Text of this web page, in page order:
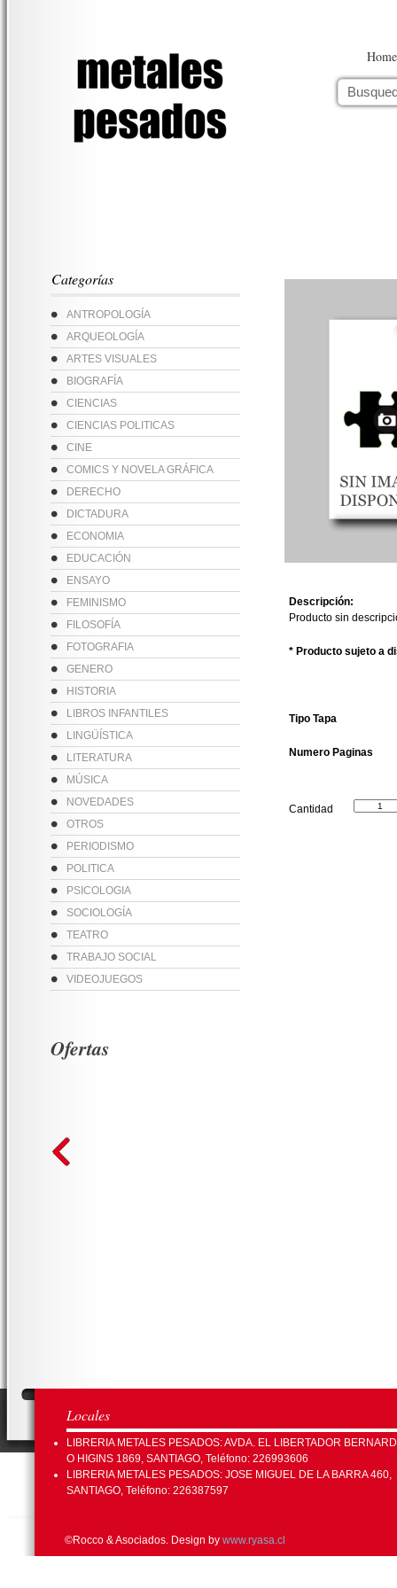
Home
Categorías
ANTROPOLOGÍA
ARQUEOLOGÍA
ARTES VISUALES
BIOGRAFÍA
CIENCIAS
CIENCIAS POLITICAS
CINE
COMICS Y NOVELA GRÁFICA
DERECHO
DICTADURA
ECONOMIA
EDUCACIÓN
ENSAYO
FEMINISMO
FILOSOFÍA
FOTOGRAFIA
GENERO
HISTORIA
LIBROS INFANTILES
LINGÜÍSTICA
LITERATURA
MÚSICA
NOVEDADES
OTROS
PERIODISMO
POLITICA
PSICOLOGIA
SOCIOLOGÍA
TEATRO
TRABAJO SOCIAL
VIDEOJUEGOS
Descripción:
Producto sin
* Producto sujeto a
Tipo Tapa
Numero Paginas
Cantidad
Ofertas
Locales
LIBRERIA METALES PESADOS: AVDA. EL LIBERTADOR
O HIGINS 1869, SANTIAGO, Teléfono: 226993606
LIBRERIA METALES PESADOS: JOSE MIGUEL DE LA BARRA 460,
SANTIAGO, Teléfono: 226387597
©Rocco & Asociados. Design by www.ryasa.cl